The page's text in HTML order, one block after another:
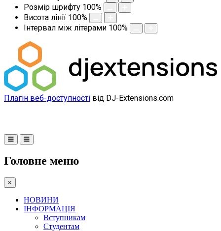
Розмір шрифту 100%
Висота лінії 100%
Інтервал між літерами 100%
Плагін веб-доступності від DJ-Extensions.com
Головне меню
×
НОВИНИ
ІНФОРМАЦІЯ
Вступникам
Студентам